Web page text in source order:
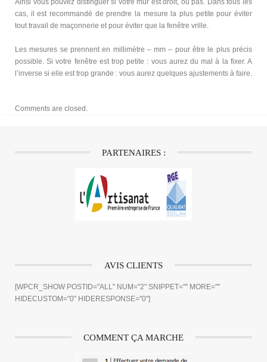
Ainsi vous pouvez distinguer si votre mur est droit, ou pas. Dans tous les
cas, il est recommandé de prendre la mesure la plus petite pour éviter
tout travail de maçonnerie et pour éviter que la fenêtre vrille.
Les mesures se prennent en millimètre – mm – pour être le plus précis
possible. Si votre fenêtre est trop petite : vous aurez du mal à la fixer. A
l’inverse si elle est trop grande : vous aurez quelques ajustements à faire.
Comments are closed.
PARTENAIRES :
AVIS CLIENTS
[WPCR_SHOW POSTID="ALL" NUM="2" SNIPPET="" MORE=""
HIDECUSTOM="0" HIDERESPONSE="0"]
COMMENT ÇA MARCHE